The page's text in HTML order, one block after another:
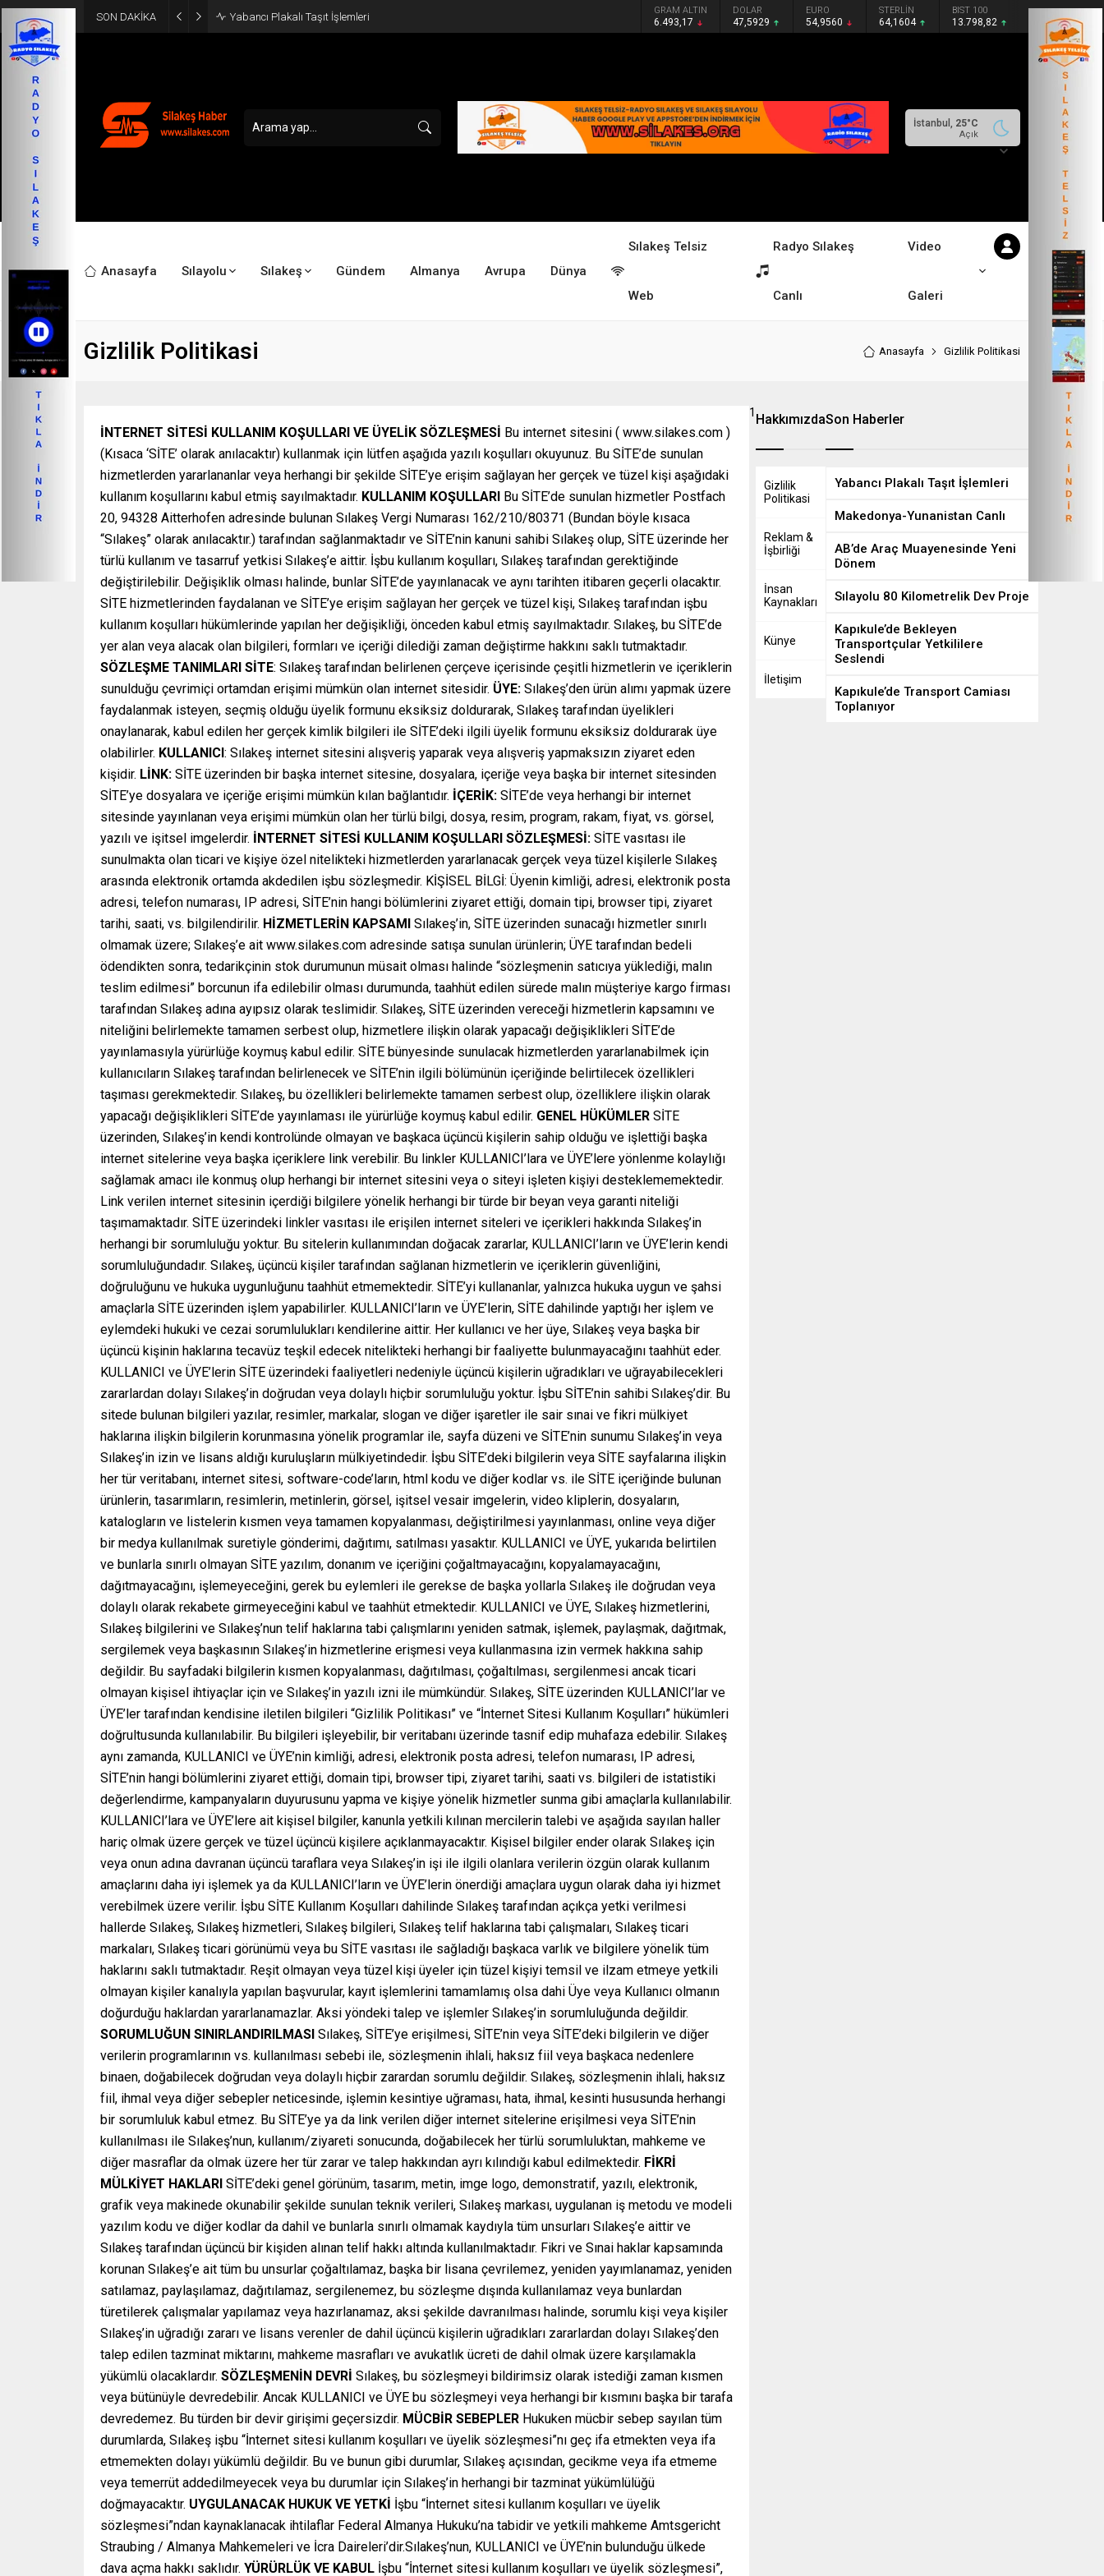
SON DAKİKA Makedonya-Yunanistan Canlı GRAM ALTIN
6.493,17
DOLAR
47,5929
EURO
54,9560
STERLİN
64,1604
BIST 100
13.798,82
İstanbul, 25°C
Açık
Anasayfa Sılayolu Sılakeş Gündem Almanya Avrupa Dünya
Sılakeş Telsiz
Web
Radyo Sılakeş
Canlı
Video
Galeri
Gizlilik Politikasi Anasayfa Gizlilik Politikasi
İNTERNET SİTESİ KULLANIM KOŞULLARI VE ÜYELİK SÖZLEŞMESİ Bu internet sitesini ( www.silakes.com )
(Kısaca ‘SİTE’ olarak anılacaktır) kullanmak için lütfen aşağıda yazılı koşulları okuyunuz. Bu SİTE’de sunulan
hizmetlerden yararlananlar veya herhangi bir şekilde SİTE’ye erişim sağlayan her gerçek ve tüzel kişi aşağıdaki
kullanım koşullarını kabul etmiş sayılmaktadır. KULLANIM KOŞULLARI Bu SİTE’de sunulan hizmetler Postfach
20, 94328 Aitterhofen adresinde bulunan Sılakeş Vergi Numarası 162/210/80371 (Bundan böyle kısaca
“Sılakeş” olarak anılacaktır.) tarafından sağlanmaktadır ve SİTE’nin kanuni sahibi Sılakeş olup, SİTE üzerinde her
türlü kullanım ve tasarruf yetkisi Sılakeş’e aittir. İşbu kullanım koşulları, Sılakeş tarafından gerektiğinde
değiştirilebilir. Değişiklik olması halinde, bunlar SİTE’de yayınlanacak ve aynı tarihten itibaren geçerli olacaktır.
SİTE hizmetlerinden faydalanan ve SİTE’ye erişim sağlayan her gerçek ve tüzel kişi, Sılakeş tarafından işbu
kullanım koşulları hükümlerinde yapılan her değişikliği, önceden kabul etmiş sayılmaktadır. Sılakeş, bu SİTE’de
yer alan veya alacak olan bilgileri, formları ve içeriği dilediği zaman değiştirme hakkını saklı tutmaktadır.
SÖZLEŞME TANIMLARI SİTE: Sılakeş tarafından belirlenen çerçeve içerisinde çeşitli hizmetlerin ve içeriklerin
sunulduğu çevrimiçi ortamdan erişimi mümkün olan internet sitesidir. ÜYE: Sılakeş’den ürün alımı yapmak üzere
faydalanmak isteyen, seçmiş olduğu üyelik formunu eksiksiz doldurarak, Sılakeş tarafından üyelikleri
onaylanarak, kabul edilen her gerçek kimlik bilgileri ile SİTE’deki ilgili üyelik formunu eksiksiz doldurarak üye
olabilirler. KULLANICI: Sılakeş internet sitesini alışveriş yaparak veya alışveriş yapmaksızın ziyaret eden
kişidir. LİNK: SİTE üzerinden bir başka internet sitesine, dosyalara, içeriğe veya başka bir internet sitesinden
SİTE’ye dosyalara ve içeriğe erişimi mümkün kılan bağlantıdır. İÇERİK: SİTE’de veya herhangi bir internet
sitesinde yayınlanan veya erişimi mümkün olan her türlü bilgi, dosya, resim, program, rakam, fiyat, vs. görsel,
yazılı ve işitsel imgelerdir. İNTERNET SİTESİ KULLANIM KOŞULLARI SÖZLEŞMESİ: SİTE vasıtası ile
sunulmakta olan ticari ve kişiye özel nitelikteki hizmetlerden yararlanacak gerçek veya tüzel kişilerle Sılakeş
arasında elektronik ortamda akdedilen işbu sözleşmedir. KİŞİSEL BİLGİ: Üyenin kimliği, adresi, elektronik posta
adresi, telefon numarası, IP adresi, SİTE’nin hangi bölümlerini ziyaret ettiği, domain tipi, browser tipi, ziyaret
tarihi, saati, vs. bilgilendirilir. HİZMETLERİN KAPSAMI Sılakeş’in, SİTE üzerinden sunacağı hizmetler sınırlı
olmamak üzere; Sılakeş’e ait www.silakes.com adresinde satışa sunulan ürünlerin; ÜYE tarafından bedeli
ödendikten sonra, tedarikçinin stok durumunun müsait olması halinde “sözleşmenin satıcıya yüklediği, malın
teslim edilmesi” borcunun ifa edilebilir olması durumunda, taahhüt edilen sürede malın müşteriye kargo firması
tarafından Sılakeş adına ayıpsız olarak teslimidir. Sılakeş, SİTE üzerinden vereceği hizmetlerin kapsamını ve
niteliğini belirlemekte tamamen serbest olup, hizmetlere ilişkin olarak yapacağı değişiklikleri SİTE’de
yayınlamasıyla yürürlüğe koymuş kabul edilir. SİTE bünyesinde sunulacak hizmetlerden yararlanabilmek için
kullanıcıların Sılakeş tarafından belirlenecek ve SİTE’nin ilgili bölümünün içeriğinde belirtilecek özellikleri
taşıması gerekmektedir. Sılakeş, bu özellikleri belirlemekte tamamen serbest olup, özelliklere ilişkin olarak
yapacağı değişiklikleri SİTE’de yayınlaması ile yürürlüğe koymuş kabul edilir. GENEL HÜKÜMLER SİTE
üzerinden, Sılakeş’in kendi kontrolünde olmayan ve başkaca üçüncü kişilerin sahip olduğu ve işlettiği başka
internet sitelerine veya başka içeriklere link verebilir. Bu linkler KULLANICI’lara ve ÜYE’lere yönlenme kolaylığı
sağlamak amacı ile konmuş olup herhangi bir internet sitesini veya o siteyi işleten kişiyi desteklememektedir.
Link verilen internet sitesinin içerdiği bilgilere yönelik herhangi bir türde bir beyan veya garanti niteliği
taşımamaktadır. SİTE üzerindeki linkler vasıtası ile erişilen internet siteleri ve içerikleri hakkında Sılakeş’in
herhangi bir sorumluluğu yoktur. Bu sitelerin kullanımından doğacak zararlar, KULLANICI’ların ve ÜYE’lerin kendi
sorumluluğundadır. Sılakeş, üçüncü kişiler tarafından sağlanan hizmetlerin ve içeriklerin güvenliğini,
doğruluğunu ve hukuka uygunluğunu taahhüt etmemektedir. SİTE’yi kullananlar, yalnızca hukuka uygun ve şahsi
amaçlarla SİTE üzerinden işlem yapabilirler. KULLANICI’ların ve ÜYE’lerin, SİTE dahilinde yaptığı her işlem ve
eylemdeki hukuki ve cezai sorumlulukları kendilerine aittir. Her kullanıcı ve her üye, Sılakeş veya başka bir
üçüncü kişinin haklarına tecavüz teşkil edecek nitelikteki herhangi bir faaliyette bulunmayacağını taahhüt eder.
KULLANICI ve ÜYE’lerin SİTE üzerindeki faaliyetleri nedeniyle üçüncü kişilerin uğradıkları ve uğrayabilecekleri
zararlardan dolayı Sılakeş’in doğrudan veya dolaylı hiçbir sorumluluğu yoktur. İşbu SİTE’nin sahibi Sılakeş’dir. Bu
sitede bulunan bilgileri yazılar, resimler, markalar, slogan ve diğer işaretler ile sair sınai ve fikri mülkiyet
haklarına ilişkin bilgilerin korunmasına yönelik programlar ile, sayfa düzeni ve SİTE’nin sunumu Sılakeş’in veya
Sılakeş’in izin ve lisans aldığı kuruluşların mülkiyetindedir. İşbu SİTE’deki bilgilerin veya SİTE sayfalarına ilişkin
her tür veritabanı, internet sitesi, software-code’ların, html kodu ve diğer kodlar vs. ile SİTE içeriğinde bulunan
ürünlerin, tasarımların, resimlerin, metinlerin, görsel, işitsel vesair imgelerin, video kliplerin, dosyaların,
katalogların ve listelerin kısmen veya tamamen kopyalanması, değiştirilmesi yayınlanması, online veya diğer
bir medya kullanılmak suretiyle gönderimi, dağıtımı, satılması yasaktır. KULLANICI ve ÜYE, yukarıda belirtilen
ve bunlarla sınırlı olmayan SİTE yazılım, donanım ve içeriğini çoğaltmayacağını, kopyalamayacağını,
dağıtmayacağını, işlemeyeceğini, gerek bu eylemleri ile gerekse de başka yollarla Sılakeş ile doğrudan veya
dolaylı olarak rekabete girmeyeceğini kabul ve taahhüt etmektedir. KULLANICI ve ÜYE, Sılakeş hizmetlerini,
Sılakeş bilgilerini ve Sılakeş’nun telif haklarına tabi çalışmlarını yeniden satmak, işlemek, paylaşmak, dağıtmak,
sergilemek veya başkasının Sılakeş’in hizmetlerine erişmesi veya kullanmasına izin vermek hakkına sahip
değildir. Bu sayfadaki bilgilerin kısmen kopyalanması, dağıtılması, çoğaltılması, sergilenmesi ancak ticari
olmayan kişisel ihtiyaçlar için ve Sılakeş’in yazılı izni ile mümkündür. Sılakeş, SİTE üzerinden KULLANICI’lar ve
ÜYE’ler tarafından kendisine iletilen bilgileri “Gizlilik Politikası” ve “İnternet Sitesi Kullanım Koşulları” hükümleri
doğrultusunda kullanılabilir. Bu bilgileri işleyebilir, bir veritabanı üzerinde tasnif edip muhafaza edebilir. Sılakeş
aynı zamanda, KULLANICI ve ÜYE’nin kimliği, adresi, elektronik posta adresi, telefon numarası, IP adresi,
SİTE’nin hangi bölümlerini ziyaret ettiği, domain tipi, browser tipi, ziyaret tarihi, saati vs. bilgileri de istatistiki
değerlendirme, kampanyaların duyurusunu yapma ve kişiye yönelik hizmetler sunma gibi amaçlarla kullanılabilir.
KULLANICI’lara ve ÜYE’lere ait kişisel bilgiler, kanunla yetkili kılınan mercilerin talebi ve aşağıda sayılan haller
hariç olmak üzere gerçek ve tüzel üçüncü kişilere açıklanmayacaktır. Kişisel bilgiler ender olarak Sılakeş için
veya onun adına davranan üçüncü taraflara veya Sılakeş’in işi ile ilgili olanlara verilerin özgün olarak kullanım
amaçlarını daha iyi işlemek ya da KULLANICI’ların ve ÜYE’lerin önerdiği amaçlara uygun olarak daha iyi hizmet
verebilmek üzere verilir. İşbu SİTE Kullanım Koşulları dahilinde Sılakeş tarafından açıkça yetki verilmesi
hallerde Sılakeş, Sılakeş hizmetleri, Sılakeş bilgileri, Sılakeş telif haklarına tabi çalışmaları, Sılakeş ticari
markaları, Sılakeş ticari görünümü veya bu SİTE vasıtası ile sağladığı başkaca varlık ve bilgilere yönelik tüm
haklarını saklı tutmaktadır. Reşit olmayan veya tüzel kişi üyeler için tüzel kişiyi temsil ve ilzam etmeye yetkili
olmayan kişiler kanalıyla yapılan başvurular, kayıt işlemlerini tamamlamış olsa dahi Üye veya Kullanıcı olmanın
doğurduğu haklardan yararlanamazlar. Aksi yöndeki talep ve işlemler Sılakeş’in sorumluluğunda değildir.
SORUMLUĞUN SINIRLANDIRILMASI Sılakeş, SİTE’ye erişilmesi, SİTE’nin veya SİTE’deki bilgilerin ve diğer
verilerin programlarının vs. kullanılması sebebi ile, sözleşmenin ihlali, haksız fiil veya başkaca nedenlere
binaen, doğabilecek doğrudan veya dolaylı hiçbir zarardan sorumlu değildir. Sılakeş, sözleşmenin ihlali, haksız
fiil, ihmal veya diğer sebepler neticesinde, işlemin kesintiye uğraması, hata, ihmal, kesinti hususunda herhangi
bir sorumluluk kabul etmez. Bu SİTE’ye ya da link verilen diğer internet sitelerine erişilmesi veya SİTE’nin
kullanılması ile Sılakeş’nun, kullanım/ziyareti sonucunda, doğabilecek her türlü sorumluluktan, mahkeme ve
diğer masraflar da olmak üzere her tür zarar ve talep hakkından ayrı kılındığı kabul edilmektedir. FİKRİ
MÜLKİYET HAKLARI SİTE’deki genel görünüm, tasarım, metin, imge logo, demonstratif, yazılı, elektronik,
grafik veya makinede okunabilir şekilde sunulan teknik verileri, Sılakeş markası, uygulanan iş metodu ve modeli
yazılım kodu ve diğer kodlar da dahil ve bunlarla sınırlı olmamak kaydıyla tüm unsurları Sılakeş’e aittir ve
Sılakeş tarafından üçüncü bir kişiden alınan telif hakkı altında kullanılmaktadır. Fikri ve Sınai haklar kapsamında
korunan Sılakeş’e ait tüm bu unsurlar çoğaltılamaz, başka bir lisana çevrilemez, yeniden yayımlanamaz, yeniden
satılamaz, paylaşılamaz, dağıtılamaz, sergilenemez, bu sözleşme dışında kullanılamaz veya bunlardan
türetilerek çalışmalar yapılamaz veya hazırlanamaz, aksi şekilde davranılması halinde, sorumlu kişi veya kişiler
Sılakeş’in uğradığı zararı ve lisans verenler de dahil üçüncü kişilerin uğradıkları zararlardan dolayı Sılakeş’den
talep edilen tazminat miktarını, mahkeme masrafları ve avukatlık ücreti de dahil olmak üzere karşılamakla
yükümlü olacaklardır. SÖZLEŞMENİN DEVRİ Sılakeş, bu sözleşmeyi bildirimsiz olarak istediği zaman kısmen
veya bütünüyle devredebilir. Ancak KULLANICI ve ÜYE bu sözleşmeyi veya herhangi bir kısmını başka bir tarafa
devredemez. Bu türden bir devir girişimi geçersizdir. MÜCBİR SEBEPLER Hukuken mücbir sebep sayılan tüm
durumlarda, Sılakeş işbu “İnternet sitesi kullanım koşulları ve üyelik sözleşmesi”nı geç ifa etmekten veya ifa
etmemekten dolayı yükümlü değildir. Bu ve bunun gibi durumlar, Sılakeş açısından, gecikme veya ifa etmeme
veya temerrüt addedilmeyecek veya bu durumlar için Sılakeş’in herhangi bir tazminat yükümlülüğü
doğmayacaktır. UYGULANACAK HUKUK VE YETKİ İşbu “İnternet sitesi kullanım koşulları ve üyelik
sözleşmesi”ndan kaynaklanacak ihtilaflar Federal Almanya Hukuku’na tabidir ve yetkili mahkeme Amtsgericht
Straubing / Almanya Mahkemeleri ve İcra Daireleri’dir.Sılakeş’nun, KULLANICI ve ÜYE’nin bulunduğu ülkede
dava açma hakkı saklıdır. YÜRÜRLÜK VE KABUL İşbu “İnternet sitesi kullanım koşulları ve üyelik sözleşmesi”,
1 Hakkımızda
Gizlilik
Politikasi
Reklam &
İşbirliği
İnsan
Kaynakları
Künye
İletişim
Son Haberler
Yabancı Plakalı Taşıt İşlemleri
Makedonya-Yunanistan Canlı
AB’de Araç Muayenesinde Yeni
Dönem
Sılayolu 80 Kilometrelik Dev Proje
Kapıkule’de Bekleyen
Transportçular Yetkililere
Seslendi
Kapıkule’de Transport Camiası
Toplanıyor